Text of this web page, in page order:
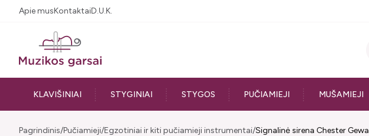
Apie musKontaktaiD.U.K.
KLAVIŠINIAI STYGINIAI STYGOS PUČIAMIEJI MUŠAMIEJI
Pagrindinis Pučiamieji Egzotiniai ir kiti pučiamieji instrumentai Signalinė sirena Chester Gewa